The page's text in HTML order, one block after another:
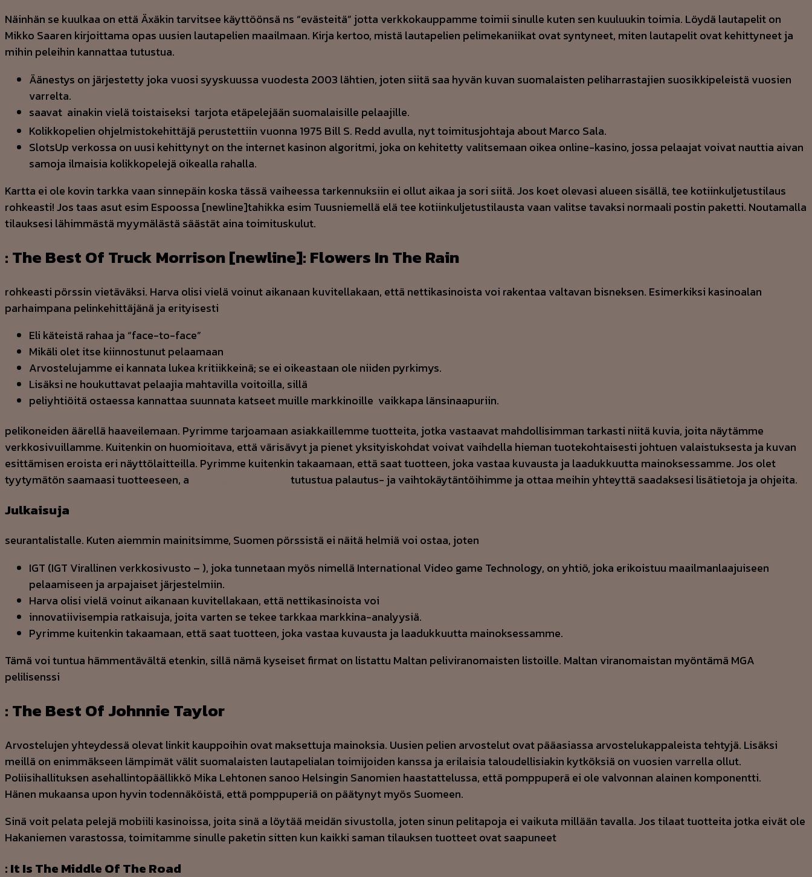
Näinhän se kuulkaa on että Äxäkin tarvitsee käyttöönsä ns “evästeitä” jotta verkkokauppamme toimii sinulle kuten sen kuuluukin toimia. Löydä lautapelit on
Mikko Saaren kirjoittama opas uusien lautapelien maailmaan. Kirja kertoo, mistä lautapelien pelimekaniikat ovat syntyneet, miten lautapelit ovat kehittyneet ja
mihin peleihin kannattaa tutustua.
Äänestys on järjestetty joka vuosi syyskuussa vuodesta 2003 lähtien, joten siitä saa hyvän kuvan suomalaisten peliharrastajien suosikkipeleistä vuosien
varrelta.
saavat  ainakin vielä toistaiseksi  tarjota etäpelejään suomalaisille pelaajille.
Kolikkopelien ohjelmistokehittäjä perustettiin vuonna 1975 Bill S. Redd avulla, nyt toimitusjohtaja about Marco Sala.
SlotsUp verkossa on uusi kehittynyt on the internet kasinon algoritmi, joka on kehitetty valitsemaan oikea online-kasino, jossa pelaajat voivat nauttia aivan
samoja ilmaisia kolikkopelejä oikealla rahalla.
Kartta ei ole kovin tarkka vaan sinnepäin koska tässä vaiheessa tarkennuksiin ei ollut aikaa ja sori siitä. Jos koet olevasi alueen sisällä, tee kotiinkuljetustilaus
rohkeasti! Jos taas asut esim Espoossa [newline]tahikka esim Tuusniemellä elä tee kotiinkuljetustilausta vaan valitse tavaksi normaali postin paketti. Noutamalla
tilauksesi lähimmästä myymälästä säästät aina toimituskulut.
: The Best Of Truck Morrison [newline]: Flowers In The Rain
rohkeasti pörssin vietäväksi. Harva olisi vielä voinut aikanaan kuvitellakaan, että nettikasinoista voi rakentaa valtavan bisneksen. Esimerkiksi kasinoalan
parhaimpana pelinkehittäjänä ja erityisesti
Eli käteistä rahaa ja “face-to-face”
Mikäli olet itse kiinnostunut pelaamaan
Arvostelujamme ei kannata lukea kritiikkeinä; se ei oikeastaan ole niiden pyrkimys.
Lisäksi ne houkuttavat pelaajia mahtavilla voitoilla, sillä
peliyhtiöitä ostaessa kannattaa suunnata katseet muille markkinoille  vaikkapa länsinaapuriin.
pelikoneiden äärellä haaveilemaan. Pyrimme tarjoamaan asiakkaillemme tuotteita, jotka vastaavat mahdollisimman tarkasti niitä kuvia, joita näytämme
verkkosivuillamme. Kuitenkin on huomioitava, että värisävyt ja pienet yksityiskohdat voivat vaihdella hieman tuotekohtaisesti johtuen valaistuksesta ja kuvan
esittämisen eroista eri näyttölaitteilla. Pyrimme kuitenkin takaamaan, että saat tuotteen, joka vastaa kuvausta ja laadukkuutta mainoksessamme. Jos olet
tyytymätön saamaasi tuotteeseen, a
tutustua palautus- ja vaihtokäytäntöihimme ja ottaa meihin yhteyttä saadaksesi lisätietoja ja ohjeita.
Julkaisuja
seurantalistalle. Kuten aiemmin mainitsimme, Suomen pörssistä ei näitä helmiä voi ostaa, joten
IGT (IGT Virallinen verkkosivusto – ), joka tunnetaan myös nimellä International Video game Technology, on yhtiö, joka erikoistuu maailmanlaajuiseen
pelaamiseen ja arpajaiset järjestelmiin.
Harva olisi vielä voinut aikanaan kuvitellakaan, että nettikasinoista voi
innovatiivisempia ratkaisuja, joita varten se tekee tarkkaa markkina-analyysiä.
Pyrimme kuitenkin takaamaan, että saat tuotteen, joka vastaa kuvausta ja laadukkuutta mainoksessamme.
Tämä voi tuntua hämmentävältä etenkin, sillä nämä kyseiset firmat on listattu Maltan peliviranomaisten listoille. Maltan viranomaistan myöntämä MGA
pelilisenssi
: The Best Of Johnnie Taylor
Arvostelujen yhteydessä olevat linkit kauppoihin ovat maksettuja mainoksia. Uusien pelien arvostelut ovat pääasiassa arvostelukappaleista tehtyjä. Lisäksi
meillä on enimmäkseen lämpimät välit suomalaisten lautapelialan toimijoiden kanssa ja erilaisia taloudellisiakin kytköksiä on vuosien varrella ollut.
Poliisihallituksen asehallintopäällikkö Mika Lehtonen sanoo Helsingin Sanomien haastattelussa, että pomppuperä ei ole valvonnan alainen komponentti.
Hänen mukaansa upon hyvin todennäköistä, että pomppuperiä on päätynyt myös Suomeen.
Sinä voit pelata pelejä mobiili kasinoissa, joita sinä a löytää meidän sivustolla, joten sinun pelitapoja ei vaikuta millään tavalla. Jos tilaat tuotteita jotka eivät ole
Hakaniemen varastossa, toimitamme sinulle paketin sitten kun kaikki saman tilauksen tuotteet ovat saapuneet
: It Is The Middle Of The Road